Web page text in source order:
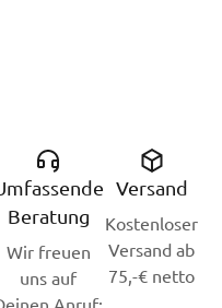
Beratung
Wir freuen
uns auf
Versand
Kostenloser
Versand ab
75,-€ netto